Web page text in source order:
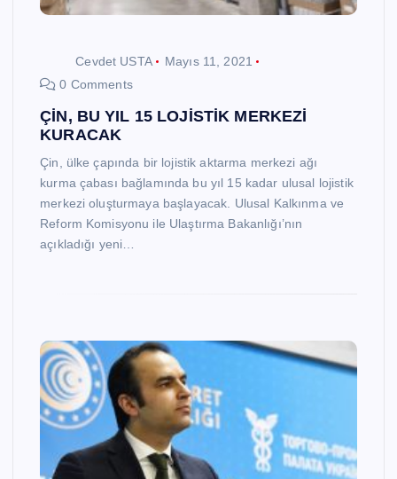
Cevdet USTA
Mayıs 11, 2021
0 Comments
ÇİN, BU YIL 15 LOJİSTİK MERKEZİ
KURACAK
Çin, ülke çapında bir lojistik aktarma merkezi ağı
kurma çabası bağlamında bu yıl 15 kadar ulusal lojistik
merkezi oluşturmaya başlayacak. Ulusal Kalkınma ve
Reform Komisyonu ile Ulaştırma Bakanlığı’nın
açıkladığı yeni…